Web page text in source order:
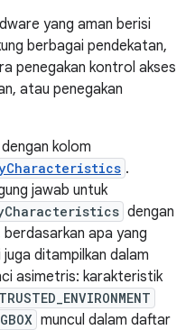
yang aman berisi
berbagai pendekatan,
penegakan kontrol akses
atau penegakan
kolom
.
jawab untuk
dengan
apa yang
ditampilkan dalam
asimetris: karakteristik
muncul dalam daftar